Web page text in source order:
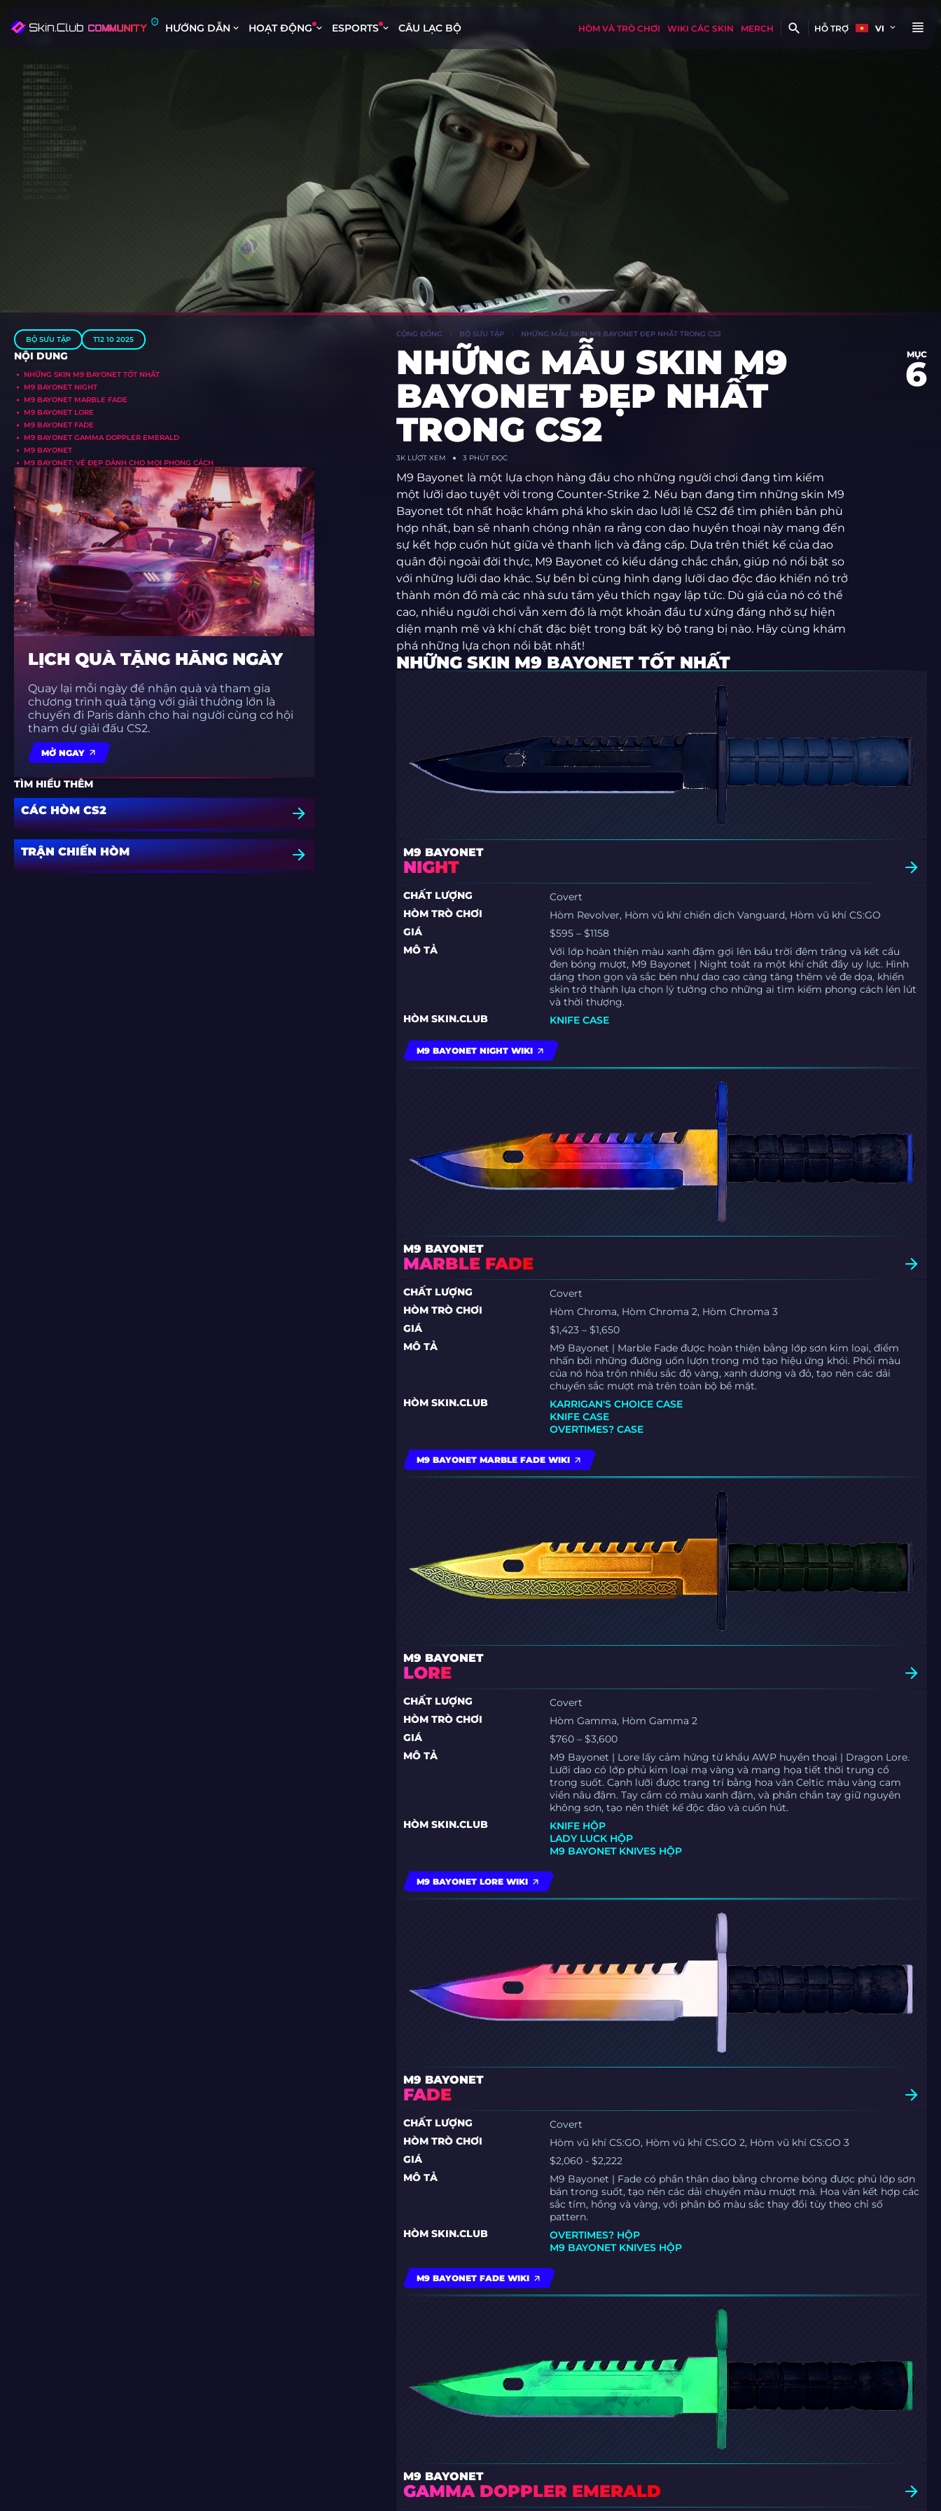
HƯỚNG DẪN HOẠT ĐỘNG ESPORTS CÂU LẠC BỘ HÒM VÀ TRÒ CHƠI WIKI CÁC SKIN MERCH HỖ TRỢ VI
BỘ SƯU TẬP T12 10 2025
NỘI DUNG
NHỮNG SKIN M9 BAYONET TỐT NHẤT
M9 BAYONET NIGHT
M9 BAYONET MARBLE FADE
M9 BAYONET LORE
M9 BAYONET FADE
M9 BAYONET GAMMA DOPPLER EMERALD
M9 BAYONET
M9 BAYONET: VẺ ĐẸP DÀNH CHO MỌI PHONG CÁCH
LỊCH QUÀ TẶNG HẰNG NGÀY
Quay lại mỗi ngày để nhận quà và tham gia
chương trình quà tặng với giải thưởng lớn là
chuyến đi Paris dành cho hai người cùng cơ hội
tham dự giải đấu CS2.
MỞ NGAY
TÌM HIỂU THÊM
CÁC HÒM CS2
TRẬN CHIẾN HÒM
CỘNG ĐỒNG BỘ SƯU TẬP NHỮNG MẪU SKIN M9 BAYONET ĐẸP NHẤT TRONG CS2
NHỮNG MẪU SKIN M9
BAYONET ĐẸP NHẤT
TRONG CS2
MỤC
6
3KLƯỢT XEM 3 PHÚT ĐỌC
M9 Bayonet là một lựa chọn hàng đầu cho những người chơi đang tìm kiếm
một lưỡi dao tuyệt vời trong Counter-Strike 2. Nếu bạn đang tìm những skin M9
Bayonet tốt nhất hoặc khám phá kho skin dao lưỡi lê CS2 để tìm phiên bản phù
hợp nhất, bạn sẽ nhanh chóng nhận ra rằng con dao huyền thoại này mang đến
sự kết hợp cuốn hút giữa vẻ thanh lịch và đẳng cấp. Dựa trên thiết kế của dao
quân đội ngoài đời thực, M9 Bayonet có kiểu dáng chắc chắn, giúp nó nổi bật so
với những lưỡi dao khác. Sự bền bỉ cùng hình dạng lưỡi dao độc đáo khiến nó trở
thành món đồ mà các nhà sưu tầm yêu thích ngay lập tức. Dù giá của nó có thể
cao, nhiều người chơi vẫn xem đó là một khoản đầu tư xứng đáng nhờ sự hiện
diện mạnh mẽ và khí chất đặc biệt trong bất kỳ bộ trang bị nào. Hãy cùng khám
phá những lựa chọn nổi bật nhất!
NHỮNG SKIN M9 BAYONET TỐT NHẤT
M9 BAYONET
NIGHT
CHẤT LƯỢNG
Covert
HÒM TRÒ CHƠI
Hòm Revolver, Hòm vũ khí chiến dịch Vanguard, Hòm vũ khí CS:GO
GIÁ
$595 – $1158
MÔ TẢ
Với lớp hoàn thiện màu xanh đậm gợi lên bầu trời đêm trăng và kết cấu
đen bóng mượt, M9 Bayonet | Night toát ra một khí chất đầy uy lực. Hình
dáng thon gọn và sắc bén như dao cạo càng tăng thêm vẻ đe dọa, khiến
skin trở thành lựa chọn lý tưởng cho những ai tìm kiếm phong cách lén lút
và thời thượng.
HÒM SKIN.CLUB
KNIFE CASE
M9 BAYONET NIGHT WIKI
M9 BAYONET
MARBLE FADE
CHẤT LƯỢNG
Covert
HÒM TRÒ CHƠI
Hòm Chroma, Hòm Chroma 2, Hòm Chroma 3
GIÁ
$1,423 – $1,650
MÔ TẢ
M9 Bayonet | Marble Fade được hoàn thiện bằng lớp sơn kim loại, điểm
nhấn bởi những đường uốn lượn trong mờ tạo hiệu ứng khói. Phối màu
của nó hòa trộn nhiều sắc độ vàng, xanh dương và đỏ, tạo nên các dải
chuyển sắc mượt mà trên toàn bộ bề mặt.
HÒM SKIN.CLUB
KARRIGAN'S CHOICE CASE
KNIFE CASE
OVERTIMES? CASE
M9 BAYONET MARBLE FADE WIKI
M9 BAYONET
LORE
CHẤT LƯỢNG
Covert
HÒM TRÒ CHƠI
Hòm Gamma, Hòm Gamma 2
GIÁ
$760 – $3,600
MÔ TẢ
M9 Bayonet | Lore lấy cảm hứng từ khẩu AWP huyền thoại | Dragon Lore.
Lưỡi dao có lớp phủ kim loại mạ vàng và mang họa tiết thời trung cổ
trong suốt. Cạnh lưỡi được trang trí bằng hoa văn Celtic màu vàng cam
viền nâu đậm. Tay cầm có màu xanh đậm, và phần chắn tay giữ nguyên
không sơn, tạo nên thiết kế độc đáo và cuốn hút.
HÒM SKIN.CLUB
KNIFE HỘP
LADY LUCK HỘP
M9 BAYONET KNIVES HỘP
M9 BAYONET LORE WIKI
M9 BAYONET
FADE
CHẤT LƯỢNG
Covert
HÒM TRÒ CHƠI
Hòm vũ khí CS:GO, Hòm vũ khí CS:GO 2, Hòm vũ khí CS:GO 3
GIÁ
$2,060 - $2,222
MÔ TẢ
M9 Bayonet | Fade có phần thân dao bằng chrome bóng được phủ lớp sơn
bán trong suốt, tạo nên các dải chuyển màu mượt mà. Hoa văn kết hợp các
sắc tím, hồng và vàng, với phân bố màu sắc thay đổi tùy theo chỉ số
pattern.
HÒM SKIN.CLUB
OVERTIMES? HỘP
M9 BAYONET KNIVES HỘP
M9 BAYONET FADE WIKI
M9 BAYONET
GAMMA DOPPLER EMERALD